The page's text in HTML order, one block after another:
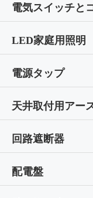
電気スイッチと
LED家庭用照明
電源タップ
天井取付用アー
回路遮断器
配電盤